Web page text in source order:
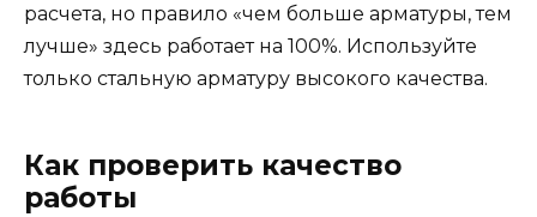
расчета, но правило «чем больше арматуры, тем
лучше» здесь работает на 100%. Используйте
только стальную арматуру высокого качества.
Как проверить качество
работы